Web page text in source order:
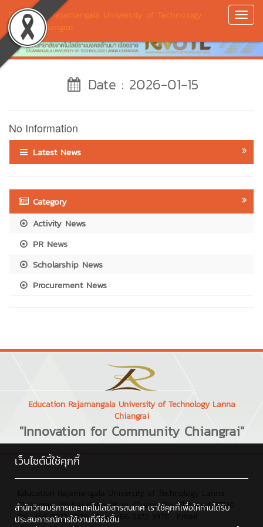
Education Rajamangala University of Technology
Lanna Chiangrai
Date : 2026-01-15
No Information
Latest News
Category
Activity News
PR News
Scholarship News
Procurement News
Education Rajamangala University of Technology Lanna
Chiangrai
"Innovation for Community Chiangrai"
Chiangrai : 99 Sai Khao, Phan, Chiang Rai, Thailand, 57120
Tel : +66 5372 3979 , Fax : +66 5372 3978 , Email :
เว็บไซต์นี้ใช้คุกกี้
สำนักวิทยบริการและเทคโนโลยีสารสนเทศ เราใช้คุกกี้เพื่อให้ท่านได้รับ
ประสบการณ์การใช้งานที่ดียิ่งขึ้น